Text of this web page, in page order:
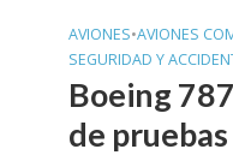
AVIONES•AVIONES
SEGURIDAD Y
Boeing
de pruebas